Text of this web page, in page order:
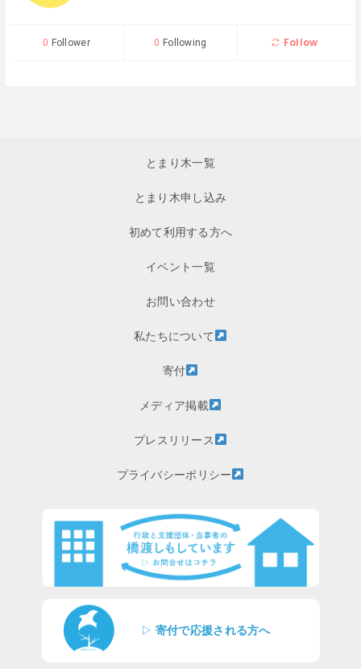
0 Follower 0 Following Follow
とまり木一覧
とまり木申し込み
初めて利用する方へ
イベント一覧
お問い合わせ
私たちについて
寄付
メディア掲載
プレスリリース
プライバシーポリシー
▷ 寄付で応援される方へ